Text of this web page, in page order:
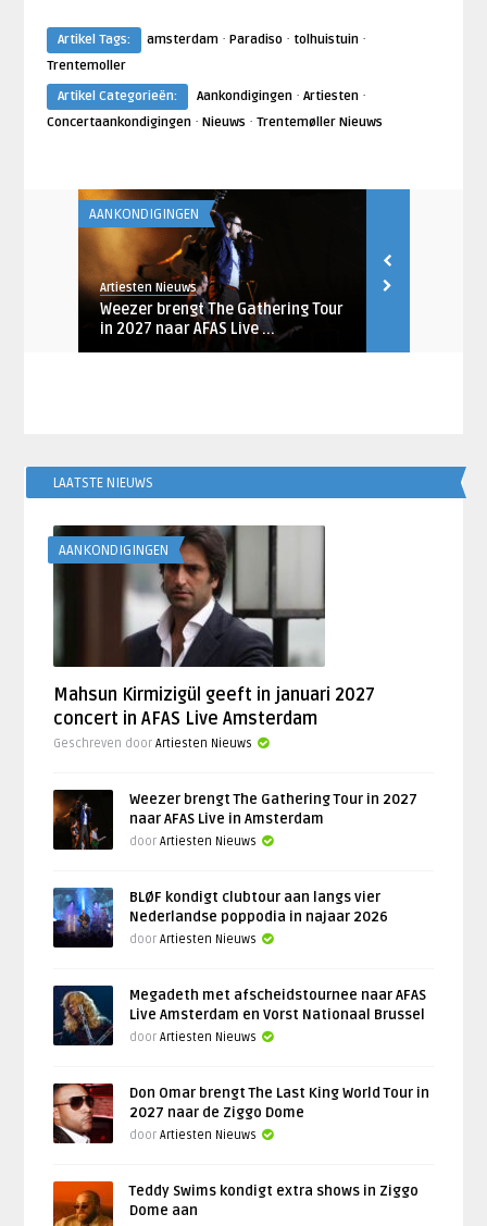
Artikel Tags: amsterdam· Paradiso· tolhuistuin·
Trentemoller
Artikel Categorieën:
Aankondigingen· Artiesten·
Concertaankondigingen· Nieuws · Trentemøller Nieuws
AANKONDIGINGEN
Artiesten Nieuws
Weezer brengt The Gathering Tour
in 2027 naar AFAS Live ...
LAATSTE NIEUWS
AANKONDIGINGEN
Mahsun Kirmizigül geeft in januari 2027
concert in AFAS Live Amsterdam
Geschreven doorArtiesten Nieuws
Weezer brengt The Gathering Tour in 2027
naar AFAS Live in Amsterdam
doorArtiesten Nieuws
BLØF kondigt clubtour aan langs vier
Nederlandse poppodia in najaar 2026
doorArtiesten Nieuws
Megadeth met afscheidstournee naar AFAS
Live Amsterdam en Vorst Nationaal Brussel
doorArtiesten Nieuws
Don Omar brengt The Last King World Tour in
2027 naar de Ziggo Dome
doorArtiesten Nieuws
Teddy Swims kondigt extra shows in Ziggo
Dome aan